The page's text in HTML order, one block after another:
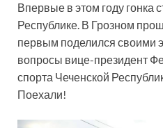
Впервые в этом году гонка
Республике. В Грозном
первым поделился своими
вопросы вице-президент
спорта Чеченской
Поехали!